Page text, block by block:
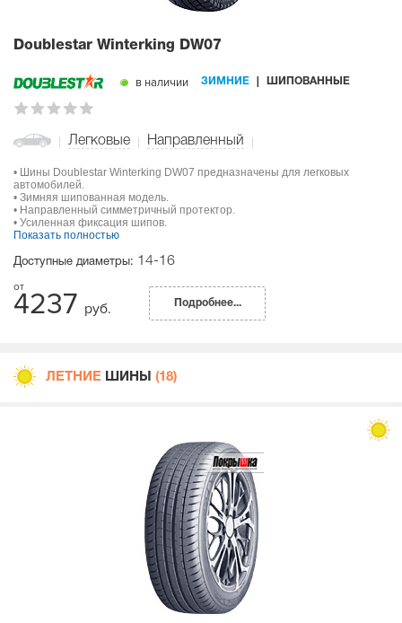
Doublestar Winterking DW07
в наличии ЗИМНИЕ ШИПОВАННЫЕ
Легковые Направленный
• Шины Doublestar Winterking DW07 предназначены для легковых
автомобилей.
• Зимняя шипованная модель.
• Направленный симметричный протектор.
• Усиленная фиксация шипов.
Показать полностью
Доступные диаметры: 14-16
4237 руб. Подробнее...
ЛЕТНИЕ ШИНЫ (18)